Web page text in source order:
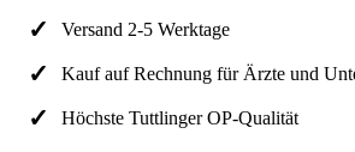
Versand 2-5 Werktage
Kauf auf Rechnung für Ärzte und
Höchste Tuttlinger OP-Qualität